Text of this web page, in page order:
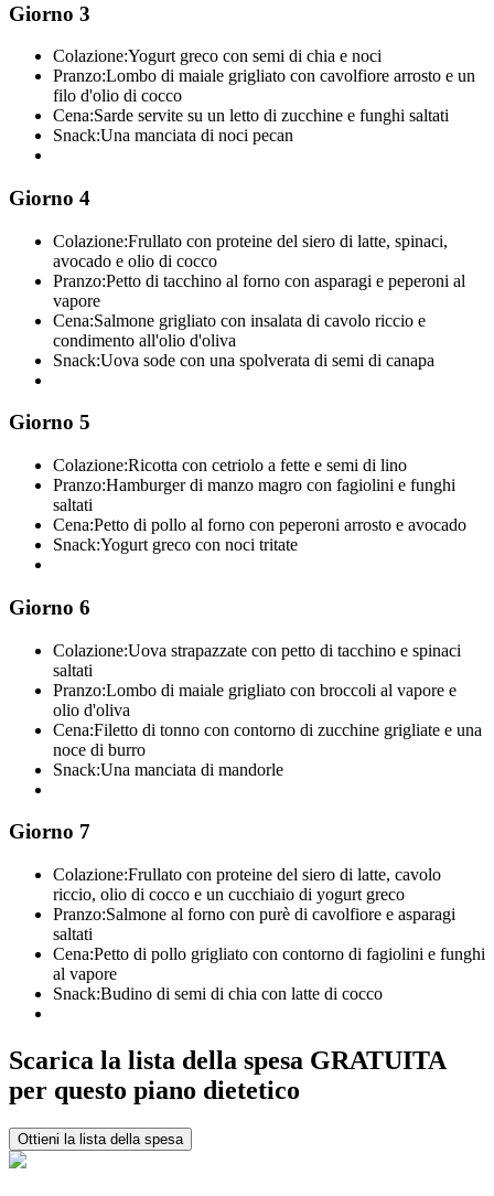
Giorno 3
Colazione:Yogurt greco con semi di chia e noci
Pranzo:Lombo di maiale grigliato con cavolfiore arrosto e un
filo d'olio di cocco
Cena:Sarde servite su un letto di zucchine e funghi saltati
Snack:Una manciata di noci pecan
Giorno 4
Colazione:Frullato con proteine del siero di latte, spinaci,
avocado e olio di cocco
Pranzo:Petto di tacchino al forno con asparagi e peperoni al
vapore
Cena:Salmone grigliato con insalata di cavolo riccio e
condimento all'olio d'oliva
Snack:Uova sode con una spolverata di semi di canapa
Giorno 5
Colazione:Ricotta con cetriolo a fette e semi di lino
Pranzo:Hamburger di manzo magro con fagiolini e funghi
saltati
Cena:Petto di pollo al forno con peperoni arrosto e avocado
Snack:Yogurt greco con noci tritate
Giorno 6
Colazione:Uova strapazzate con petto di tacchino e spinaci
saltati
Pranzo:Lombo di maiale grigliato con broccoli al vapore e
olio d'oliva
Cena:Filetto di tonno con contorno di zucchine grigliate e una
noce di burro
Snack:Una manciata di mandorle
Giorno 7
Colazione:Frullato con proteine del siero di latte, cavolo
riccio, olio di cocco e un cucchiaio di yogurt greco
Pranzo:Salmone al forno con purè di cavolfiore e asparagi
saltati
Cena:Petto di pollo grigliato con contorno di fagiolini e funghi
al vapore
Snack:Budino di semi di chia con latte di cocco
Scarica la lista della spesa GRATUITA
per questo piano dietetico
Ottieni la lista della spesa